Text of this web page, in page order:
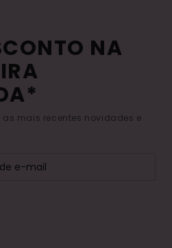
NA
as mais recentes novidades e